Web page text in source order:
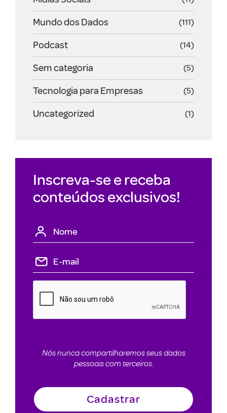
Mundo dos Dados (111)
Podcast (14)
Sem categoria (5)
Tecnologia para Empresas (5)
Uncategorized (1)
Inscreva-se e receba
conteúdos exclusivos!
Nós nunca compartilharemos seus dados
pessoais com terceiros.